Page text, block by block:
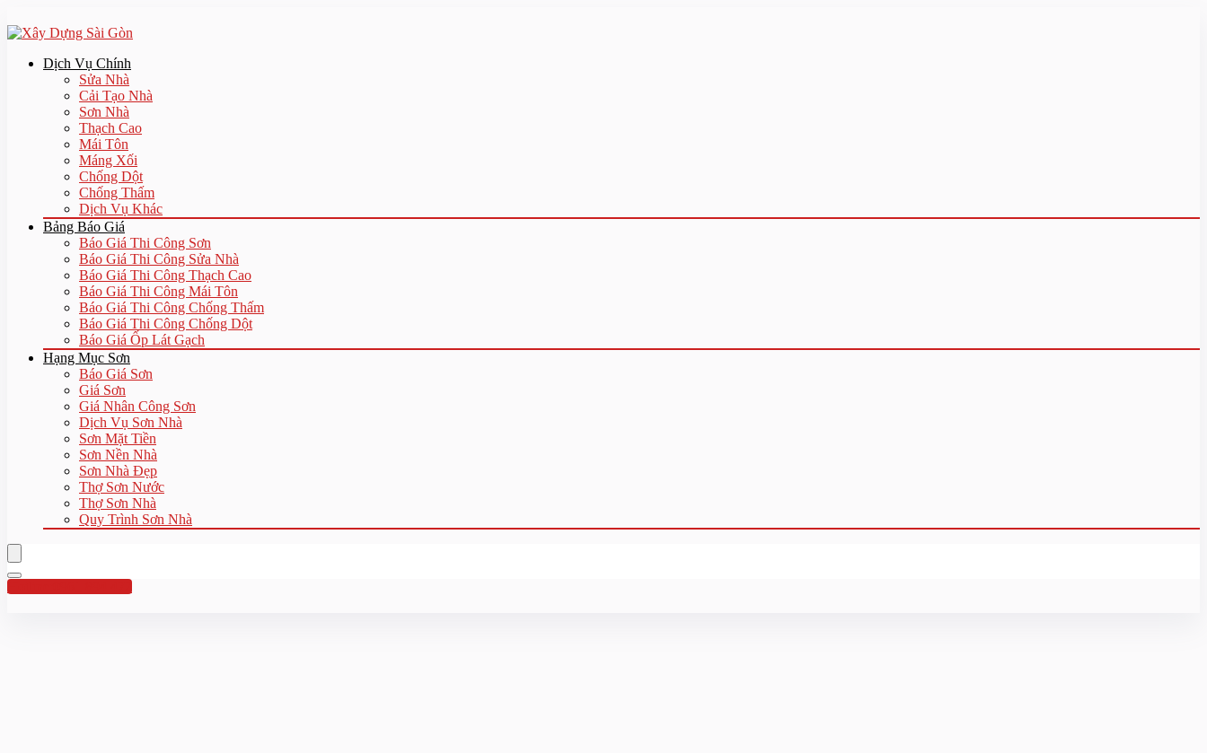
Dịch Vụ Chính
Sửa Nhà
Cải Tạo Nhà
Sơn Nhà
Thạch Cao
Mái Tôn
Máng Xối
Chống Dột
Chống Thấm
Dịch Vụ Khác
Bảng Báo Giá
Báo Giá Thi Công Sơn
Báo Giá Thi Công Sửa Nhà
Báo Giá Thi Công Thạch Cao
Báo Giá Thi Công Mái Tôn
Báo Giá Thi Công Chống Thấm
Báo Giá Thi Công Chống Dột
Báo Giá Ốp Lát Gạch
Hạng Mục Sơn
Báo Giá Sơn
Giá Sơn
Giá Nhân Công Sơn
Dịch Vụ Sơn Nhà
Sơn Mặt Tiền
Sơn Nền Nhà
Sơn Nhà Đẹp
Thợ Sơn Nước
Thợ Sơn Nhà
Quy Trình Sơn Nhà
Hotline:0961 894 472